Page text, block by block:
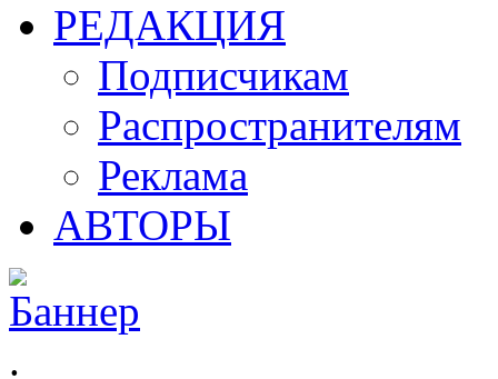
РЕДАКЦИЯ
Подписчикам
Распространителям
Реклама
АВТОРЫ
.